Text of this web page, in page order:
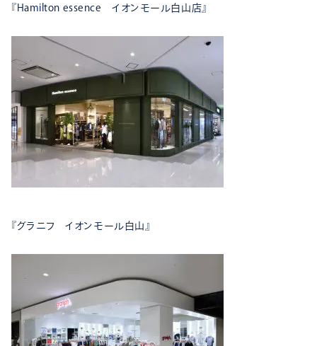
『 Hamilton essence イオンモール白山店 』
『グラニフ イオンモール白山 』